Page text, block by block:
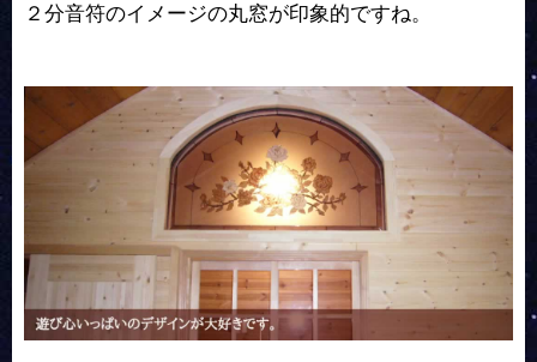
２分音符のイメージの丸窓が印象的ですね。